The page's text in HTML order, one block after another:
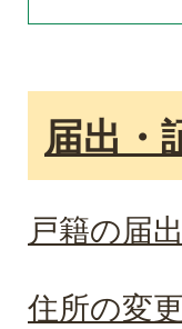
届出・
戸籍の届出
住所の変更